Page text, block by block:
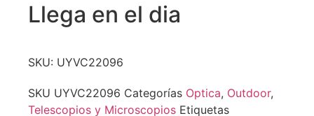
Llega en el dia
SKU: UYVC22096
SKU UYVC22096 Categorías Optica, Outdoor,
Telescopios y Microscopios Etiquetas